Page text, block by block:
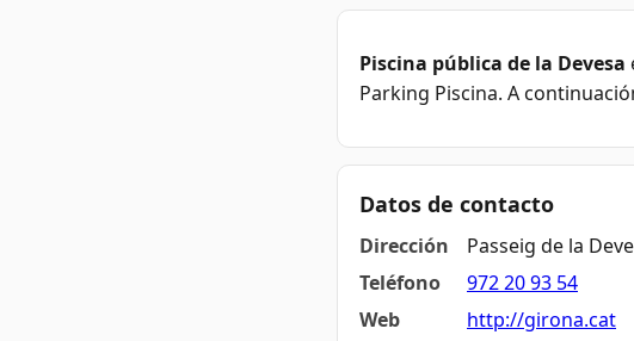
Piscina pública de la Devesa
Parking Piscina. A
Datos de contacto
Dirección
Passeig de la
Teléfono
972 20 93 54
Web
http://girona.cat